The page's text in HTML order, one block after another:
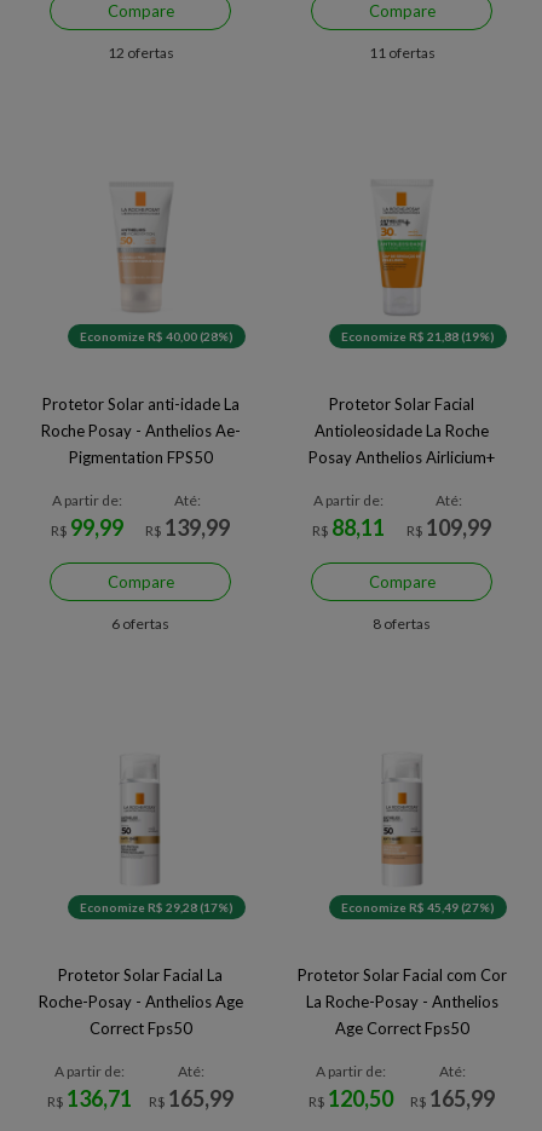
Compare
12 ofertas
Compare
11 ofertas
Economize R$ 40,00 (28%)
Protetor Solar anti-idade La
Roche Posay - Anthelios Ae-
Pigmentation FPS50
A partir de:
R$ 99,99
Até:
R$ 139,99
Compare
6 ofertas
Economize R$ 21,88 (19%)
Protetor Solar Facial
Antioleosidade La Roche
Posay Anthelios Airlicium+
A partir de:
R$ 88,11
Até:
R$ 109,99
Compare
8 ofertas
Economize R$ 29,28 (17%)
Protetor Solar Facial La
Roche-Posay - Anthelios Age
Correct Fps50
A partir de:
R$ 136,71
Até:
R$ 165,99
Economize R$ 45,49 (27%)
Protetor Solar Facial com Cor
La Roche-Posay - Anthelios
Age Correct Fps50
A partir de:
R$ 120,50
Até:
R$ 165,99